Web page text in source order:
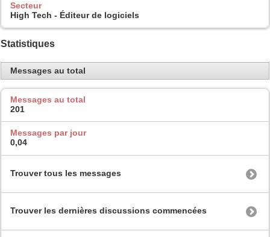
Secteur
High Tech - Éditeur de logiciels
Statistiques
Messages au total
Messages au total
201
Messages par jour
0,04
Trouver tous les messages
Trouver les dernières discussions commencées